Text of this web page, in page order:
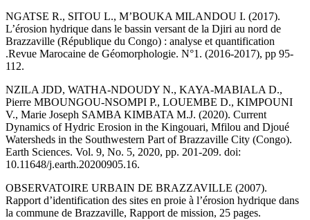
NGATSE R., SITOU L., M’BOUKA MILANDOU I. (2017).
L’érosion hydrique dans le bassin versant de la Djiri au nord de
Brazzaville (République du Congo) : analyse et quantification
.Revue Marocaine de Géomorphologie. N°1. (2016-2017), pp 95-
112.
NZILA JDD, WATHA-NDOUDY N., KAYA-MABIALA D.,
Pierre MBOUNGOU-NSOMPI P., LOUEMBE D., KIMPOUNI
V., Marie Joseph SAMBA KIMBATA M.J. (2020). Current
Dynamics of Hydric Erosion in the Kingouari, Mfilou and Djoué
Watersheds in the Southwestern Part of Brazzaville City (Congo).
Earth Sciences. Vol. 9, No. 5, 2020, pp. 201-209. doi:
10.11648/j.earth.20200905.16.
OBSERVATOIRE URBAIN DE BRAZZAVILLE (2007).
Rapport d’identification des sites en proie à l’érosion hydrique dans
la commune de Brazzaville, Rapport de mission, 25 pages.